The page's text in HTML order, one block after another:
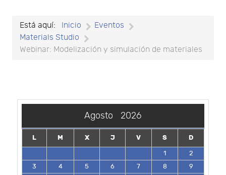
Está aquí: Inicio
Eventos
Materials Studio
Webinar: Modelización y simulación de materiales
Agosto 2026
L M X J V S
D
1
2
3
4 5 6 7 8
9